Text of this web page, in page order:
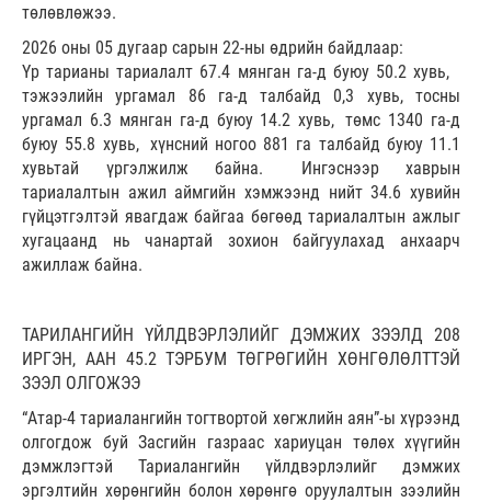
төлөвлөжээ.
2026 оны 05 дугаар сарын 22-ны өдрийн байдлаар:
Үр тарианы тариалалт 67.4 мянган га-д буюу 50.2 хувь,
тэжээлийн ургамал 86 га-д талбайд 0,3 хувь, тосны
ургамал 6.3 мянган га-д буюу 14.2 хувь, төмс 1340 га-д
буюу 55.8 хувь, хүнсний ногоо 881 га талбайд буюу 11.1
хувьтай үргэлжилж байна. Ингэснээр хаврын
тариалалтын ажил аймгийн хэмжээнд нийт 34.6 хувийн
гүйцэтгэлтэй явагдаж байгаа бөгөөд тариалалтын ажлыг
хугацаанд нь чанартай зохион байгуулахад анхаарч
ажиллаж байна.
ТАРИЛАНГИЙН ҮЙЛДВЭРЛЭЛИЙГ ДЭМЖИХ ЗЭЭЛД 208
ИРГЭН, ААН 45.2 ТЭРБУМ ТӨГРӨГИЙН ХӨНГӨЛӨЛТТЭЙ
ЗЭЭЛ ОЛГОЖЭЭ
“Атар-4 тариалангийн тогтвортой хөгжлийн аян”-ы хүрээнд
олгогдож буй Засгийн газраас хариуцан төлөх хүүгийн
дэмжлэгтэй Тариалангийн үйлдвэрлэлийг дэмжих
эргэлтийн хөрөнгийн болон хөрөнгө оруулалтын зээлийн